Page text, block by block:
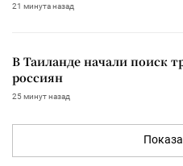
21 минута назад
В Таиланде начали поиск
россиян
25 минут назад